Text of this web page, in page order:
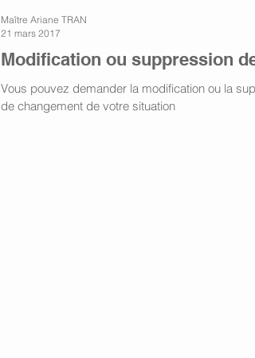
Modification ou suppression
Vous pouvez demander la modification ou la
de changement de votre situation
Maître Ariane TRAN
21 mars 2017